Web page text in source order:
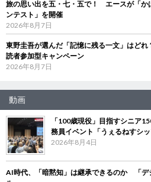
旅の思い出を五・七・五で！ エースが「か
ンテスト」を開催
2026年8月7日
東野圭吾が選んだ「記憶に残る一文」はど
読者参加型キャンペーン
2026年8月7日
動画
「100歳現役」目指すシニア
務員イベント「うぇるねすシッ
2026年8月4日
AI時代、「暗黙知」は継承できるのか 「デ